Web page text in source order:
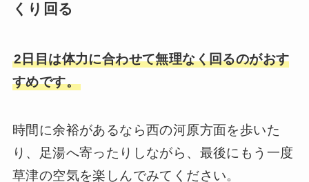
くり回る
2日目は体力に合わせて無理なく回るのがおす
すめです。
時間に余裕があるなら西の河原方面を歩いた
り、足湯へ寄ったりしながら、最後にもう一度
草津の空気を楽しんでみてください。